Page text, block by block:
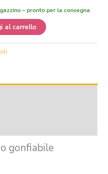
– pronto per la consegna
al carrello
gonfiabile